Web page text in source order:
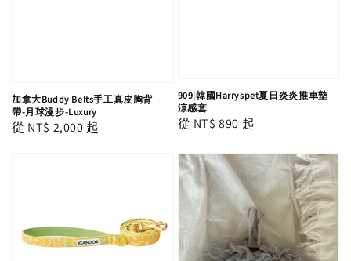
加拿大Buddy Belts手工真皮胸背
帶-月球漫步-Luxury
Regular
從 NT$ 2,000 起
909|韓國Harryspet夏日炎炎推車墊
涼感套
Regular
從 NT$ 890 起